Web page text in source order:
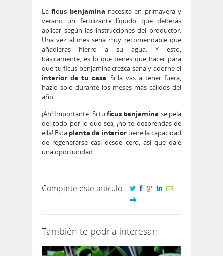
Laficus benjamina necesita en primavera y
verano un fertilizante líquido que deberás
aplicar según las instrucciones del productor.
Una vez al mes sería muy recomendable que
añadieras hierro a su agua. Y esto,
básicamente, es lo que tienes que hacer para
que tu ficus benjamina crezca sana y adorne el
interior de tu casa. Si la vas a tener fuera,
hazlo solo durante los meses más cálidos del
año.
¡Ah! Importante. Si tuficus benjamina se pela
del todo por lo que sea, ¡no te desprendas de
ella! Esta planta de interiortiene la capacidad
de regenerarse casi desde cero, así que dale
una oportunidad.
Comparte este artículo
También te podría interesar: